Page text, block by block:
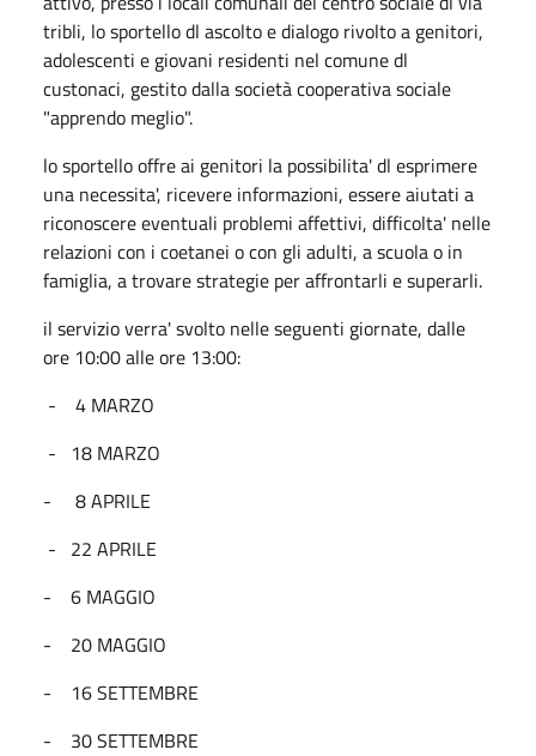
tribli, lo sportello dl ascolto e dialogo rivolto a genitori,
adolescenti e giovani residenti nel comune dl
custonaci, gestito dalla società cooperativa sociale
"apprendo meglio".
lo sportello offre ai genitori la possibilita' dl esprimere
una necessita', ricevere informazioni, essere aiutati a
riconoscere eventuali problemi affettivi, difficolta' nelle
relazioni con i coetanei o con gli adulti, a scuola o in
famiglia, a trovare strategie per affrontarli e superarli.
il servizio verra' svolto nelle seguenti giornate, dalle
ore 10:00 alle ore 13:00:
- 4 MARZO
- 18 MARZO
- 8 APRILE
- 22 APRILE
- 6 MAGGIO
- 20 MAGGIO
- 16 SETTEMBRE
- 30 SETTEMBRE